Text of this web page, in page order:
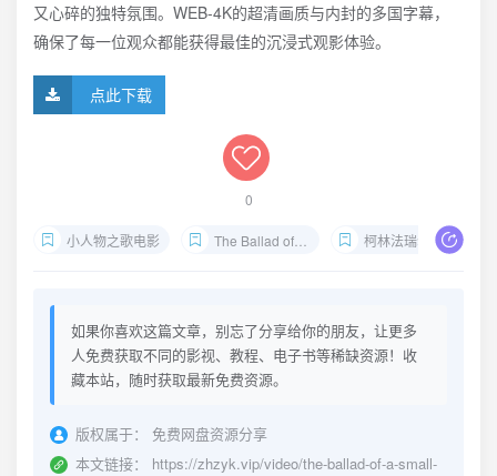
又心碎的独特氛围。WEB-4K的超清画质与内封的多国字幕，
确保了每一位观众都能获得最佳的沉浸式观影体验。
点此下载
0
小人物之歌电影 The Ballad of a Small Player下载 柯林法瑞尔新片
如果你喜欢这篇文章，别忘了分享给你的朋友，让更多
人免费获取不同的影视、教程、电子书等稀缺资源！收
藏本站，随时获取最新免费资源。
版权属于：
免费网盘资源分享
本文链接：
https://zhzyk.vip/video/the-ballad-of-a-small-